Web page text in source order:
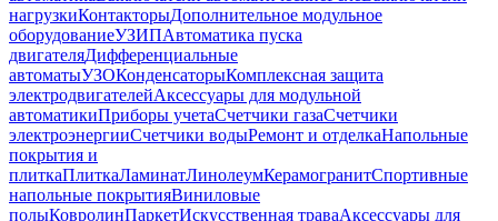
нагрузкиКонтакторыДополнительное модульное
оборудованиеУЗИПАвтоматика пуска
двигателяДифференциальные
автоматыУЗОКонденсаторыКомплексная защита
электродвигателейАксессуары для модульной
автоматикиПриборы учетаСчетчики газаСчетчики
электроэнергииСчетчики водыРемонт и отделкаНапольные
покрытия и
плиткаПлиткаЛаминатЛинолеумКерамогранитСпортивные
напольные покрытияВиниловые
полыКовролинПаркетИскусственная траваАксессуары для